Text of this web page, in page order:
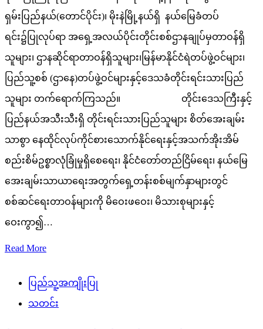
ရှမ်းပြည်နယ်(တောင်ပိုင်း)၊ မိုးနဲမြို့နယ်ရှိ နယ်မြေခံတပ်
ရင်း၌ပြုလုပ်ရာ အရှေ့အလယ်ပိုင်းတိုင်းစစ်ဌာနချုပ်မှတာဝန်ရှိ
သူများ၊ ဌာနဆိုင်ရာတာဝန်ရှိသူများ၊မြန်မာနိုင်ငံရဲတပ်ဖွဲ့ဝင်များ၊
ပြည်သူ့စစ် (ဌာနေ)တပ်ဖွဲ့ဝင်များနှင့်ဒေသခံတိုင်းရင်းသားပြည်
သူများ တက်ရောက်ကြသည်။ တိုင်းဒေသကြီးနှင့်
ပြည်နယ်အသီးသီးရှိ တိုင်းရင်းသားပြည်သူများ စိတ်အေးချမ်း
သာစွာ နေထိုင်လုပ်ကိုင်စားသောက်နိုင်ရေးနှင့်အသက်အိုးအိမ်
စည်းစိမ်ဥစ္စာလုံခြုံမှုရှိစေရေး၊ နိုင်ငံတော်တည်ငြိမ်ရေး၊ နယ်မြေ
အေးချမ်းသာယာရေးအတွက်ရှေ့တန်းစစ်မျက်နှာများတွင်
စစ်ဆင်ရေးတာဝန်များကို မိဝေးဖဝေး၊ မိသားစုများနှင့်
ဝေးကွာ၍…
Read More
ပြည်သူ့အကျိုးပြု
သတင်း